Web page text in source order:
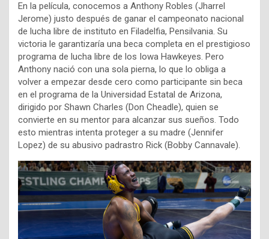
En la película, conocemos a Anthony Robles (Jharrel
Jerome) justo después de ganar el campeonato nacional
de lucha libre de instituto en Filadelfia, Pensilvania. Su
victoria le garantizaría una beca completa en el prestigioso
programa de lucha libre de los Iowa Hawkeyes. Pero
Anthony nació con una sola pierna, lo que lo obliga a
volver a empezar desde cero como participante sin beca
en el programa de la Universidad Estatal de Arizona,
dirigido por Shawn Charles (Don Cheadle), quien se
convierte en su mentor para alcanzar sus sueños. Todo
esto mientras intenta proteger a su madre (Jennifer
Lopez) de su abusivo padrastro Rick (Bobby Cannavale).